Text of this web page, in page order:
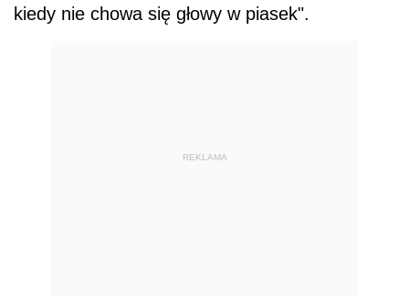
kiedy nie chowa się głowy w piasek".
REKLAMA